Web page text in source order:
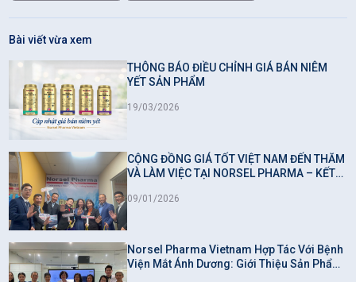
Bài viết vừa xem
THÔNG BÁO ĐIỀU CHỈNH GIÁ BÁN NIÊM
YẾT SẢN PHẨM
19/03/2026
CỘNG ĐỒNG GIÁ TỐT VIỆT NAM ĐẾN THĂM
VÀ LÀM VIỆC TẠI NORSEL PHARMA – KẾT
09/01/2026
Norsel Pharma Vietnam Hợp Tác Với Bệnh
Viện Mắt Ánh Dương: Giới Thiệu Sản Phẩm